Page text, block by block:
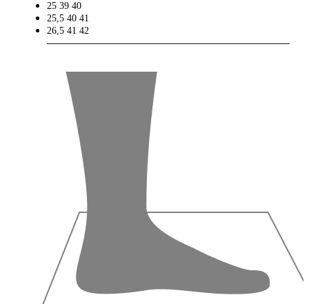
25 39 40
25,5 40 41
26,5 41 42